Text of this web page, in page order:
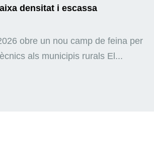
densitat i escassa
obre un nou camp de feina per
als municipis rurals El...